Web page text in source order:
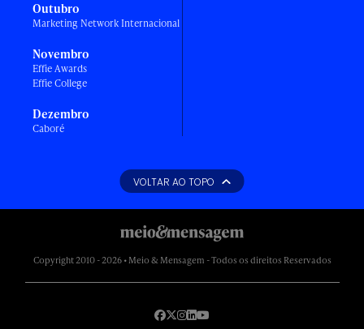
Outubro
Marketing Network Internacional
Novembro
Effie Awards
Effie College
Dezembro
Caboré
VOLTAR AO TOPO
Copyright 2010 - 2026 • Meio & Mensagem - Todos os direitos Reservados